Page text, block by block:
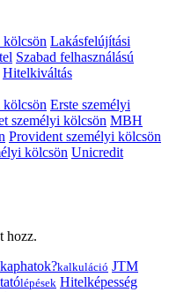
kölcsön Lakásfelújítási
Szabad felhasználású
Hitelkiváltás
Erste személyi
személyi kölcsön MBH
Provident személyi kölcsön
kölcsön Unicredit
hozz.
kalkuláció JTM
lépések Hitelképesség